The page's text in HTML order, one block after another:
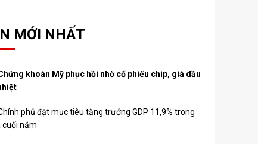
MỚI NHẤT
khoán Mỹ phục hồi nhờ cổ phiếu chip, giá dầu
phủ đặt mục tiêu tăng trưởng GDP 11,9% trong
cuối năm